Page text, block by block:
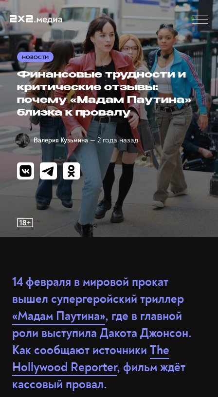
НОВОСТИ
Финансовые трудности и
критические отзывы:
почему «Мадам Паутина»
близка к провалу
Валерия Кузьмина — 2 года назад
14 февраля в мировой прокат
вышел супергеройский триллер
«Мадам Паутина», где в главной
роли выступила Дакота Джонсон.
Как сообщают источники The
Hollywood Reporter, фильм ждёт
кассовый провал.